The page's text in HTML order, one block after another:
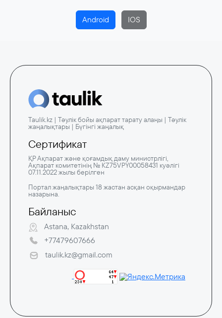
Android IOS
Taulik.kz | Тәулік бойы ақпарат тарату алаңы | Тәулік
жаңалықтары | Бүгінгі жаңалық
Сертификат
ҚР Ақпарат және қоғамдық даму министрлігі,
Ақпарат комитетінің № KZ75VPY00058431 куәлігі
07.11.2022 жылы берілген
Портал жаңалықтары 18 жастан асқан оқырмандар
назарына.
Байланыс
Astana, Kazakhstan
+77479607666
taulik.kz@gmail.com